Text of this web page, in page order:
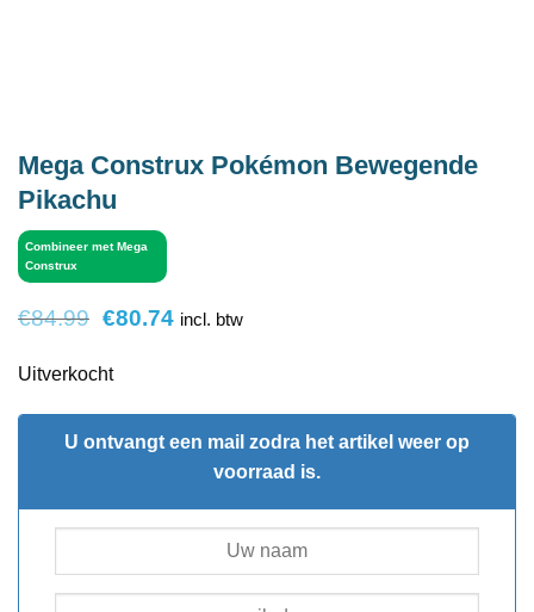
Mega Construx Pokémon Bewegende
Pikachu
Combineer met Mega
Construx
€84.99 Oorspronkelijke
was:
€84.99.
€80.74Huidige
incl. btw
Uitverkocht
U ontvangt een mail zodra het artikel weer op
voorraad is.